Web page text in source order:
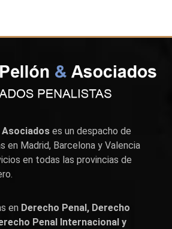
Asociados es un despacho de
en Madrid, Barcelona y Valencia
en todas las provincias de
en Derecho Penal, Derecho
Penal Internacional y